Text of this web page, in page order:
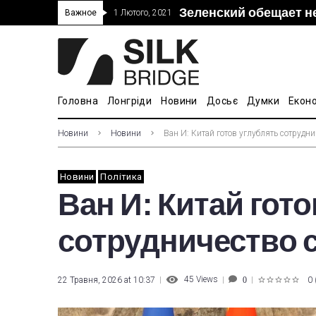
Важное 1 Лютого, 2021 Зеленский обещает
Прошло 5-тое
“Дочка” Beijing
В Украине ввели
Головна Лонгріди Новини Досьє Думки
Новини Новини Ван И: Китай готов углублять
Новини Політика
Ван И: Китай
сотрудничество
22 Травня, 2026 at 10:37 45 Views 0 0 (